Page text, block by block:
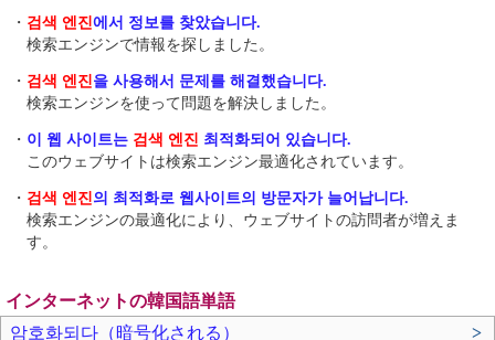
・ 검색 엔진에서 정보를 찾았습니다.
検索エンジンで情報を探しました。
・ 검색 엔진을 사용해서 문제를 해결했습니다.
検索エンジンを使って問題を解決しました。
・ 이 웹 사이트는 검색 엔진 최적화되어 있습니다.
このウェブサイトは検索エンジン最適化されています。
・ 검색 엔진의 최적화로 웹사이트의 방문자가 늘어납니다.
検索エンジンの最適化により、ウェブサイトの訪問者が増えま
す。
インターネットの韓国語単語
암호화되다（暗号化される）
>